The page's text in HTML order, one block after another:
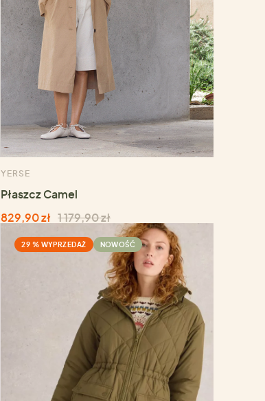
YERSE
Płaszcz Camel
829,90 zł 1 179,90 zł
29 % WYPRZEDAŻ NOWOŚĆ